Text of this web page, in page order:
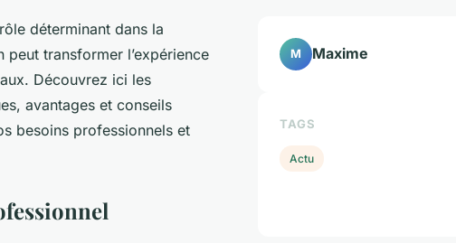
déterminant dans la
transformer l’expérience
Découvrez ici les
avantages et conseils
besoins professionnels et
M Maxime
TAGS
Actu